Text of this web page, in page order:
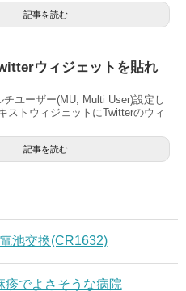
記事を読む
ウィジェットを貼れ
チユーザー(MU; Multi User)設定し
ストウィジェットにTwitterのウィ
記事を読む
池交換(CR1632)
疹でよさそうな病院